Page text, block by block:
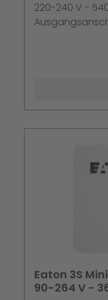
220-240 V -
Eaton 3S
90-264 V -